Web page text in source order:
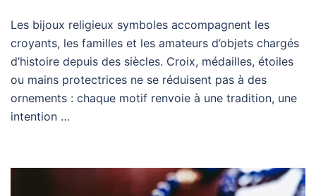
Les bijoux religieux symboles accompagnent les
croyants, les familles et les amateurs d’objets chargés
d’histoire depuis des siècles. Croix, médailles, étoiles
ou mains protectrices ne se réduisent pas à des
ornements : chaque motif renvoie à une tradition, une
intention …